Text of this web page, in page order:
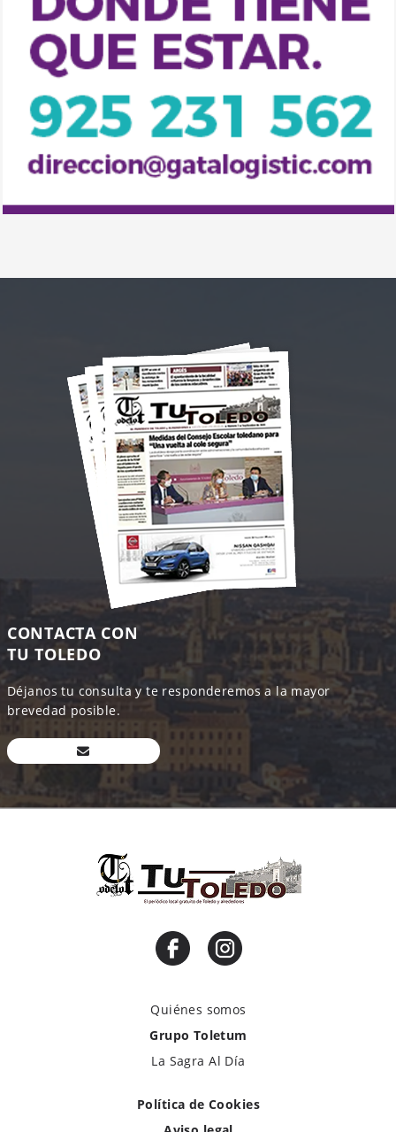
CONTACTA CON
TU TOLEDO
Déjanos tu consulta y te responderemos a la mayor
brevedad posible.
Quiénes somos
Grupo Toletum
La Sagra Al Día
Política de Cookies